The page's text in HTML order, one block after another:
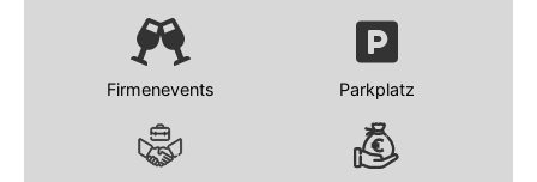
Firmenevents Parkplatz